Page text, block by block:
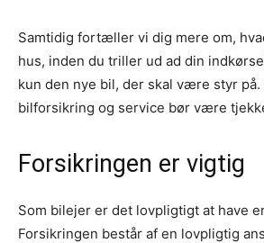
Samtidig fortæller vi dig mere om,
hus, inden du triller ud ad din
kun den nye bil, der skal være styr på.
bilforsikring og service bør være
Forsikringen er vigtig
Som bilejer er det lovpligtigt at have
Forsikringen består af en lovpligtig